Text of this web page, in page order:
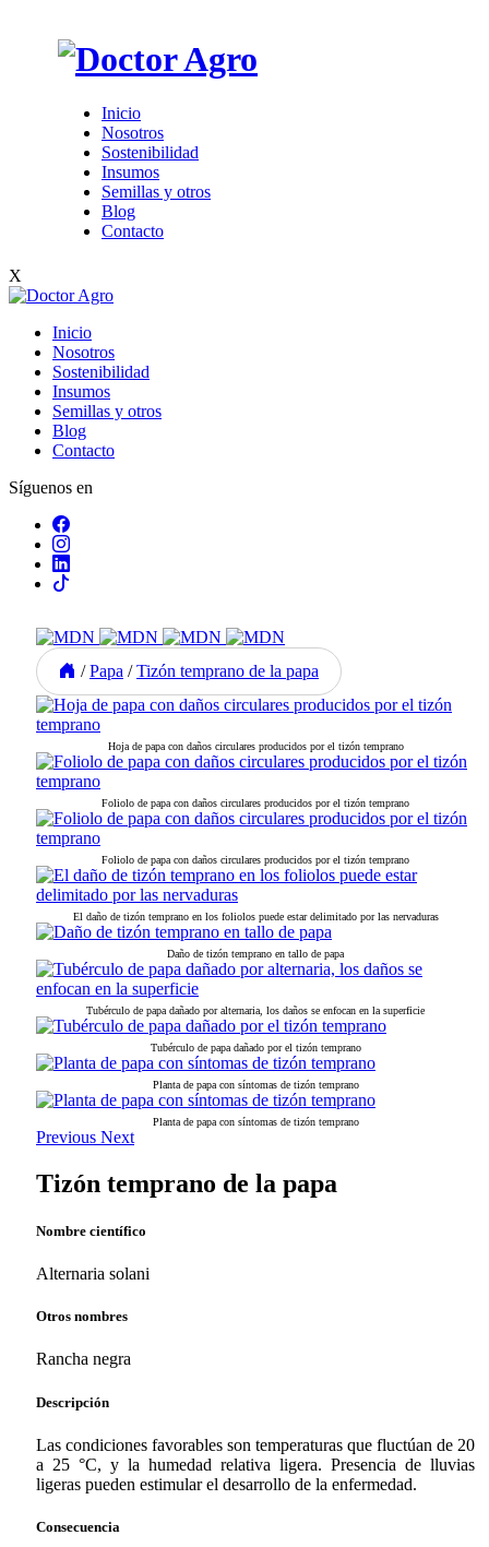
Inicio
Nosotros
Sostenibilidad
Insumos
Semillas y otros
Blog
Contacto
X
Inicio
Nosotros
Sostenibilidad
Insumos
Semillas y otros
Blog
Contacto
Síguenos en
/ Papa / Tizón temprano de la papa
Hoja de papa con daños circulares producidos por el tizón temprano
Foliolo de papa con daños circulares producidos por el tizón temprano
Foliolo de papa con daños circulares producidos por el tizón temprano
El daño de tizón temprano en los foliolos puede estar delimitado por las nervaduras
Daño de tizón temprano en tallo de papa
Tubérculo de papa dañado por alternaria, los daños se enfocan en la superficie
Tubérculo de papa dañado por el tizón temprano
Planta de papa con síntomas de tizón temprano
Planta de papa con síntomas de tizón temprano
Previous Next
Tizón temprano de la papa
Nombre científico
Alternaria solani
Otros nombres
Rancha negra
Descripción
Las condiciones favorables son temperaturas que fluctúan de 20
a 25 °C, y la humedad relativa ligera. Presencia de lluvias
ligeras pueden estimular el desarrollo de la enfermedad.
Consecuencia